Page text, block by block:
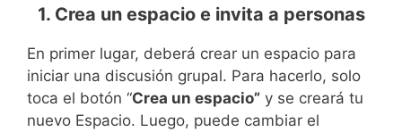
1. Crea un espacio e invita a personas
En primer lugar, deberá crear un espacio para
iniciar una discusión grupal. Para hacerlo, solo
toca el botón “Crea un espacio” y se creará tu
nuevo Espacio. Luego, puede cambiar el